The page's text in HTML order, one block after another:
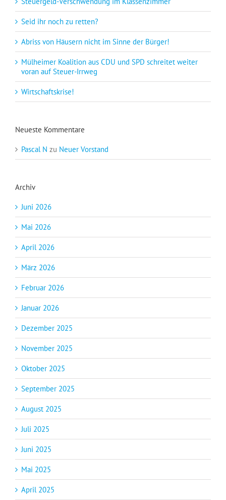
Seid ihr noch zu retten?
Abriss von Häusern nicht im Sinne der Bürger!
Mülheimer Koalition aus CDU und SPD schreitet weiter
voran auf Steuer-Irrweg
Wirtschaftskrise!
Neueste Kommentare
Pascal N zu Neuer Vorstand
Archiv
Juni 2026
Mai 2026
April 2026
März 2026
Februar 2026
Januar 2026
Dezember 2025
November 2025
Oktober 2025
September 2025
August 2025
Juli 2025
Juni 2025
Mai 2025
April 2025